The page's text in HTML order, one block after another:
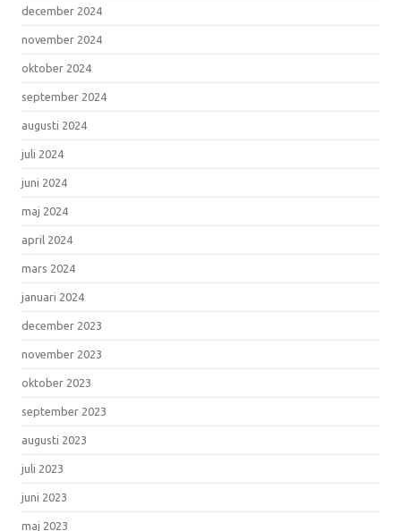
december 2024
november 2024
oktober 2024
september 2024
augusti 2024
juli 2024
juni 2024
maj 2024
april 2024
mars 2024
januari 2024
december 2023
november 2023
oktober 2023
september 2023
augusti 2023
juli 2023
juni 2023
maj 2023